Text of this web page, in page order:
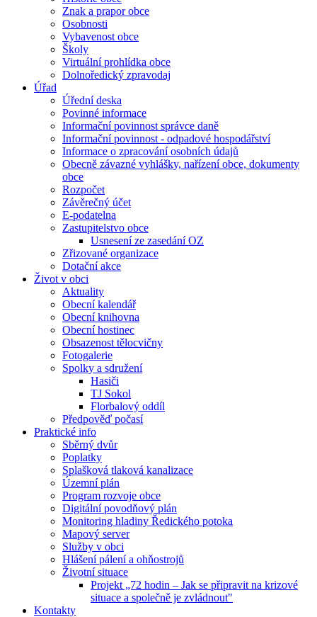
Znak a prapor obce
Osobnosti
Vybavenost obce
Školy
Virtuální prohlídka obce
Dolnoředický zpravodaj
Úřad
Úřední deska
Povinné informace
Informační povinnost správce daně
Informační povinnost - odpadové hospodářství
Informace o zpracování osobních údajů
Obecně závazné vyhlášky, nařízení obce, dokumenty
obce
Rozpočet
Závěrečný účet
E-podatelna
Zastupitelstvo obce
Usnesení ze zasedání OZ
Zřizované organizace
Dotační akce
Život v obci
Aktuality
Obecní kalendář
Obecní knihovna
Obecní hostinec
Obsazenost tělocvičny
Fotogalerie
Spolky a sdružení
Hasiči
TJ Sokol
Florbalový oddíl
Předpověď počasí
Praktické info
Sběrný dvůr
Poplatky
Splašková tlaková kanalizace
Územní plán
Program rozvoje obce
Digitální povodňový plán
Monitoring hladiny Ředického potoka
Mapový server
Služby v obci
Hlášení pálení a ohňostrojů
Životní situace
Projekt „72 hodin – Jak se připravit na krizové
situace a společně je zvládnout"
Kontakty